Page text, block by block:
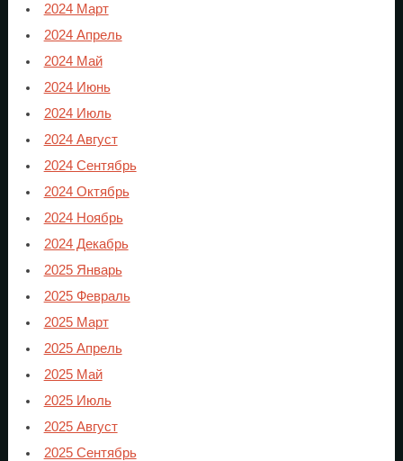
2024 Март
2024 Апрель
2024 Май
2024 Июнь
2024 Июль
2024 Август
2024 Сентябрь
2024 Октябрь
2024 Ноябрь
2024 Декабрь
2025 Январь
2025 Февраль
2025 Март
2025 Апрель
2025 Май
2025 Июль
2025 Август
2025 Сентябрь